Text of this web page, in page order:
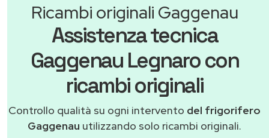
Ricambi originali Gaggenau
Assistenza tecnica
Gaggenau Legnaro con
ricambi originali
Controllo qualità su ogni intervento del frigorifero
Gaggenau utilizzando solo ricambi originali.